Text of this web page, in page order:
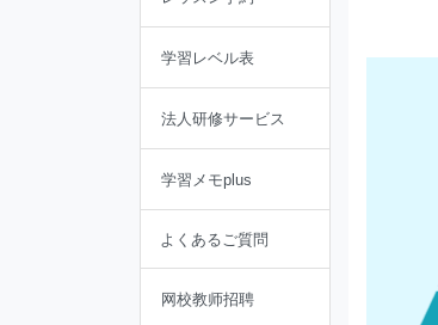
学習レベル表
法人研修サービス
学習メモplus
よくあるご質問
网校教师招聘